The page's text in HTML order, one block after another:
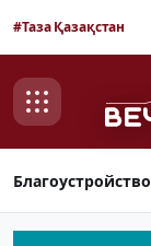
#Таза Қазақстан
Благоустройство